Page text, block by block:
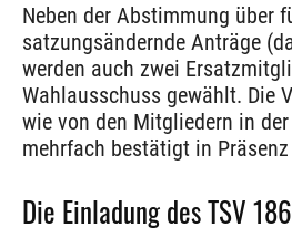
Neben der Abstimmung über
satzungsändernde Anträge
werden auch zwei
Wahlausschuss gewählt. Die
wie von den Mitgliedern in
mehrfach bestätigt in
Die Einladung des TSV